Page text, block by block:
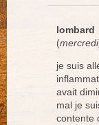
lombard
(
je suis
avait
mal je
contente